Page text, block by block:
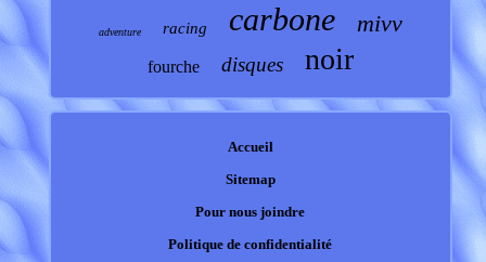
adventure racing carbone mivv
fourche disques noir
Accueil
Sitemap
Pour nous joindre
Politique de confidentialité